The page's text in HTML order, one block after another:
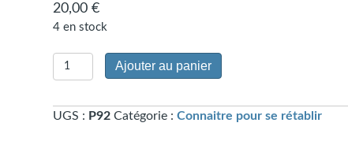
20,00 €
4 en stock
quantité
de
for
Ajouter au panier
UGS : P92 Catégorie : Connaitre pour se rétablir